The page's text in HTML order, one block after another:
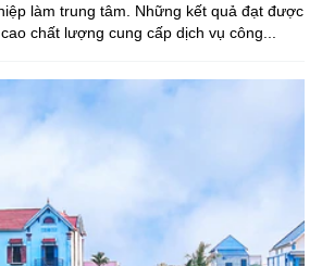
làm trung tâm. Những kết quả đạt được
chất lượng cung cấp dịch vụ công...